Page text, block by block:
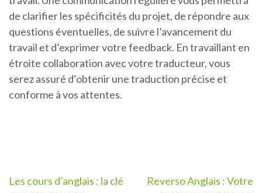
de clarifier les spécificités du projet, de répondre aux
questions éventuelles, de suivre l’avancement du
travail et d’exprimer votre feedback. En travaillant en
étroite collaboration avec votre traducteur, vous
serez assuré d’obtenir une traduction précise et
conforme à vos attentes.
Navigation
Les cours d’anglais : la clé
Reverso Anglais : Votre